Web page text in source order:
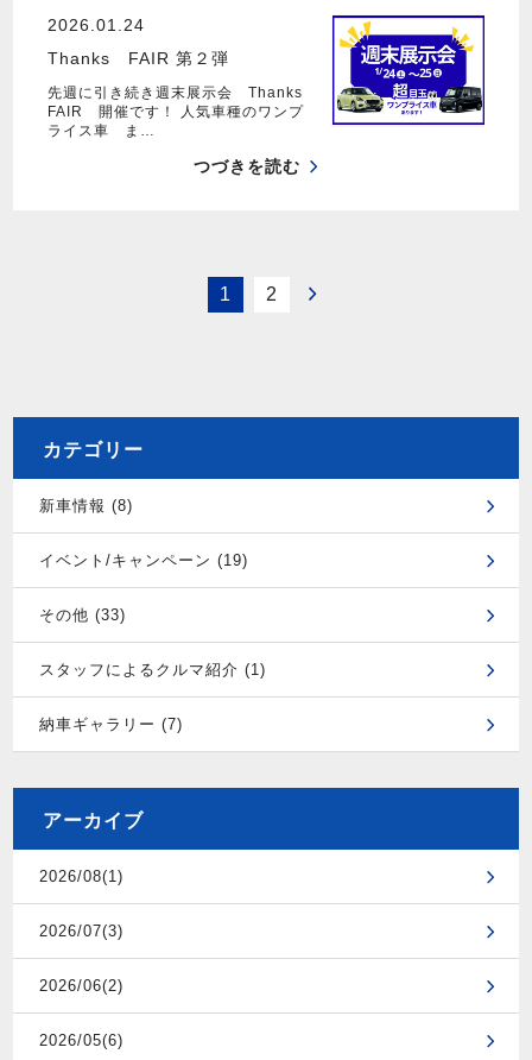
2026.01.24
Thanks FAIR 第２弾
先週に引き続き週末展示会 Thanks
FAIR 開催です！ 人気車種のワンプ
ライス車 ま…
つづきを読む
1 2
カテゴリー
新車情報 (8)
イベント/キャンペーン (19)
その他 (33)
スタッフによるクルマ紹介 (1)
納車ギャラリー (7)
アーカイブ
2026/08(1)
2026/07(3)
2026/06(2)
2026/05(6)